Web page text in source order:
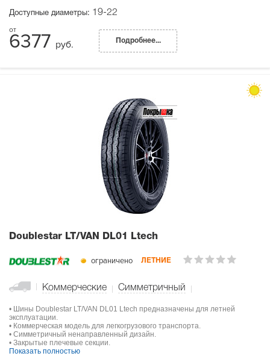
Доступные диаметры: 19-22
6377 руб. Подробнее...
Doublestar LT/VAN DL01 Ltech
ограничено ЛЕТНИЕ
Коммерческие Симметричный
• Шины Doublestar LT/VAN DL01 Ltech предназначены для летней
эксплуатации.
• Коммерческая модель для легкогрузового транспорта.
• Симметричный ненаправленный дизайн.
• Закрытые плечевые секции.
Показать полностью